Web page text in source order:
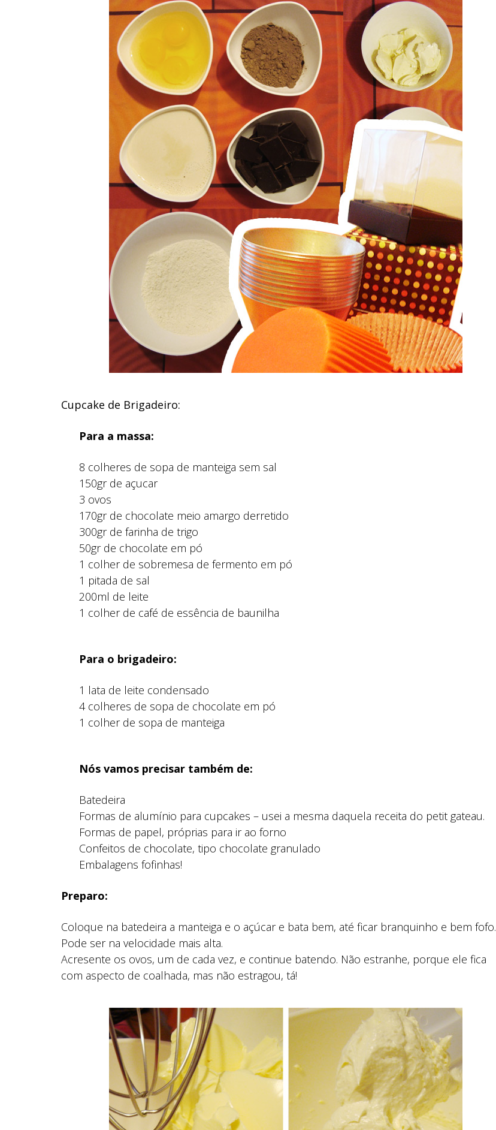
Cupcake de Brigadeiro:
Para a massa:
8 colheres de sopa de manteiga sem sal
150gr de açucar
3 ovos
170gr de chocolate meio amargo derretido
300gr de farinha de trigo
50gr de chocolate em pó
1 colher de sobremesa de fermento em pó
1 pitada de sal
200ml de leite
1 colher de café de essência de baunilha
Para o brigadeiro:
1 lata de leite condensado
4 colheres de sopa de chocolate em pó
1 colher de sopa de manteiga
Nós vamos precisar também de:
Batedeira
Formas de alumínio para cupcakes – usei a mesma daquela receita do petit gateau.
Formas de papel, próprias para ir ao forno
Confeitos de chocolate, tipo chocolate granulado
Embalagens fofinhas!
Preparo:
Coloque na batedeira a manteiga e o açúcar e bata bem, até ficar branquinho e bem fofo.
Pode ser na velocidade mais alta.
Acresente os ovos, um de cada vez, e continue batendo. Não estranhe, porque ele fica
com aspecto de coalhada, mas não estragou, tá!